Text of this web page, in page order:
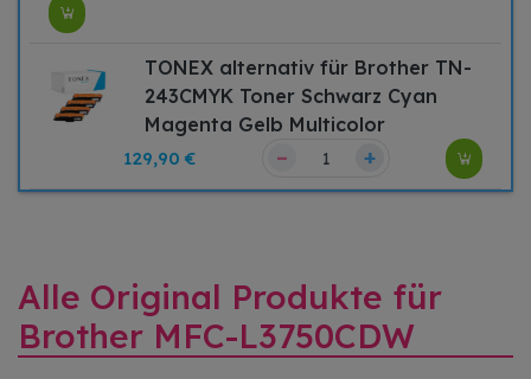
TONEX alternativ für Brother TN-
243CMYK Toner Schwarz Cyan
Magenta Gelb Multicolor
129,90 € – +
Alle Original Produkte für
Brother MFC-L3750CDW